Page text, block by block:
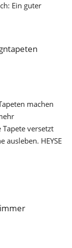
Ein guter
machen
versetzt
ausleben. HEYSE